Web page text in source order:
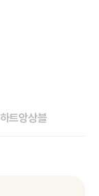
하트앙상블